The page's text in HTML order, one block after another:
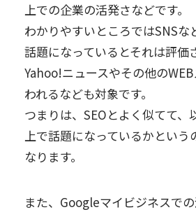
上での企業の活発さなどです。
わかりやすいところではSNSな
話題になっているとそれは評価
Yahoo!ニュースやその他の
われるなども対象です。
つまりは、SEOとよく似てて、
上で話題になっているかという
なります。
また、Googleマイビジネスで